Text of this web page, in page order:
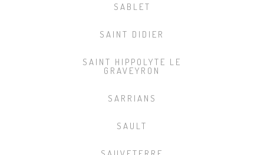
SABLET
SAINT DIDIER
SAINT HIPPOLYTE LE
GRAVEYRON
SARRIANS
SAULT